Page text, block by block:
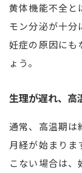
黄体機能不全と
モン分泌が十分
妊症の原因にも
ょう。
生理が遅れ、高
通常、高温期は
月経が始まりま
こない場合は、